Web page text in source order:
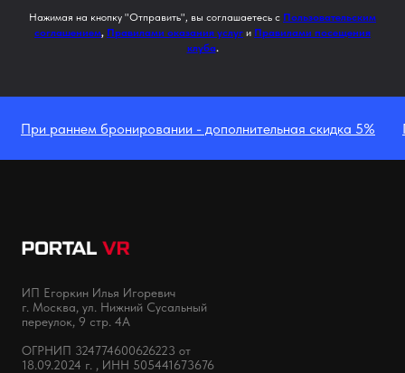
Нажимая на кнопку "Отправить", вы соглашаетесь с Пользовательским
соглашением, Правилами оказания услуг и Правилами посещения
клуба.
При раннем бронировании - дополнительная скидка 5%
ИП Егоркин Илья Игоревич
г. Москва, ул. Нижний Сусальный
переулок, 9 стр. 4А
ОГРНИП 324774600626223 от
18.09.2024 г. , ИНН 505441673676